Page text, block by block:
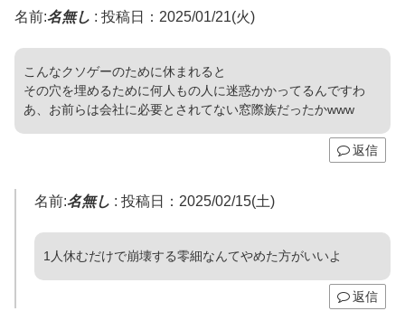
名前:名無し : 投稿日：2025/01/21(火)
こんなクソゲーのために休まれると
その穴を埋めるために何人もの人に迷惑かかってるんですわ
あ、お前らは会社に必要とされてない窓際族だったかwww
返信
名前:名無し : 投稿日：2025/02/15(土)
1人休むだけで崩壊する零細なんてやめた方がいいよ
返信